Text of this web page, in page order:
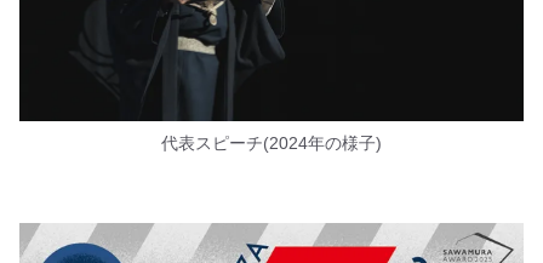
代表スピーチ(2024年の様子)